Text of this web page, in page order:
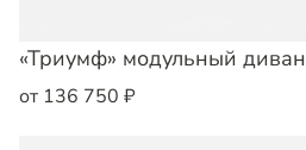
«Триумф» модульный диван
от 136 750 ₽